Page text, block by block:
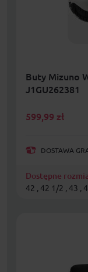
Buty Mizuno
J1GU262381
599,99 zł
DOSTAWA
Dostępne
42 , 42 1/2 , 43 ,